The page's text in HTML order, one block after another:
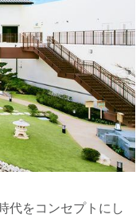
代をコンセプトにし